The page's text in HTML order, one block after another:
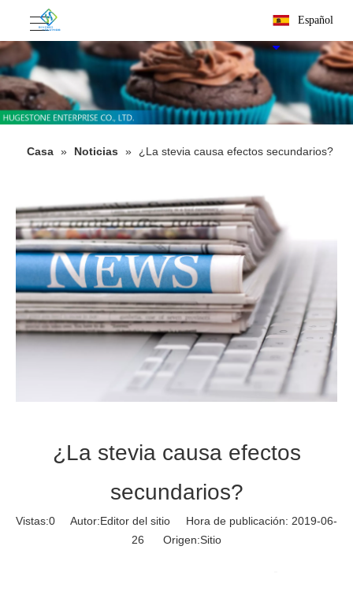
Español
Casa » Noticias » ¿La stevia causa efectos secundarios?
¿La stevia causa efectos
secundarios?
Vistas:0 Autor:Editor del sitio Hora de publicación: 2019-06-
26 Origen:Sitio